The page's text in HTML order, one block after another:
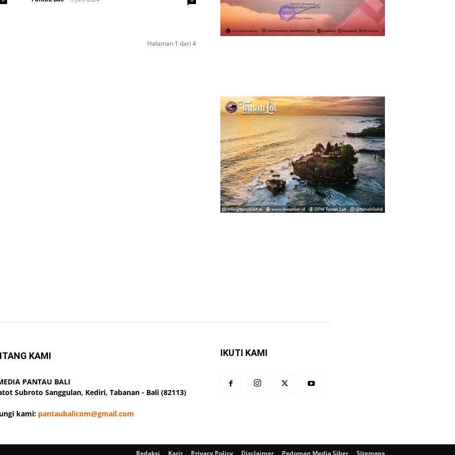
Halaman 1 dari 4
KAMI
PANTAU BALI
Subroto Sanggulan, Kediri, Tabanan - Bali (82113)
kami: pantaubalicom@gmail.com
IKUTI KAMI